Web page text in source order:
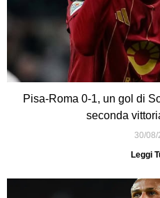
Pisa-Roma 0-1, un gol di
seconda
30/08/
Leggi